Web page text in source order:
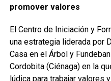
promover valores
El Centro de Iniciación y
una estrategia liderada por
Casa en el Árbol y
Cordobita (Ciénaga) en la
lúdica para trabajar valores